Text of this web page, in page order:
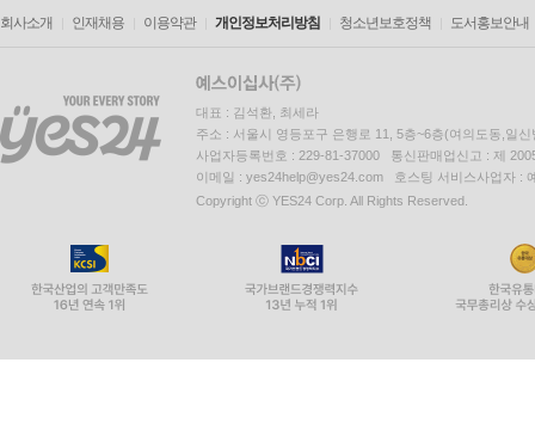
회사소개 인재채용 이용약관 개인정보처리방침 청소년보호정책 도서홍보안내
대표 : 김석환, 최세라
주소 : 서울시 영등포구 은행로 11, 5층~6층(여의도동,일신
사업자등록번호 : 229-81-37000 통신판매업신고 : 제
이메일 : yes24help@yes24.com 호스팅 서비스사업자 :
Copyright ⓒ YES24 Corp. All Rights Reserved.